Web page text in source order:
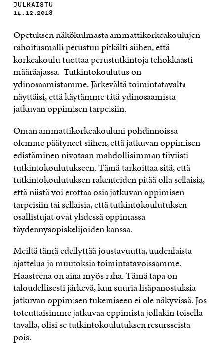
JULKAISTU
14.12.2018
Opetuksen näkökulmasta ammattikorkeakoulujen
rahoitusmalli perustuu pitkälti siihen, että
korkeakoulu tuottaa perustutkintoja tehokkaasti
määräajassa. Tutkintokoulutus on
ydinosaamistamme. Järkevältä toimintatavalta
näyttäisi, että käytämme tätä ydinosaamista
jatkuvan oppimisen tarpeisiin.
Oman ammattikorkeakouluni pohdinnoissa
olemme päätyneet siihen, että jatkuvan oppimisen
edistäminen nivotaan mahdollisimman tiiviisti
tutkintokoulutukseen. Tämä tarkoittaa sitä, että
tutkintokoulutuksen rakenteiden pitää olla sellaisia,
että niistä voi erottaa osia jatkuvan oppimisen
tarpeisiin tai sellaisia, että tutkintokoulutuksen
osallistujat ovat yhdessä oppimassa
täydennysopiskelijoiden kanssa.
Meiltä tämä edellyttää joustavuutta, uudenlaista
ajattelua ja muutoksia toimintatavoissamme.
Haasteena on aina myös raha. Tämä tapa on
taloudellisesti järkevä, kun suuria lisäpanostuksia
jatkuvan oppimisen tukemiseen ei ole näkyvissä. Jos
toteuttaisimme jatkuvaa oppimista jollakin toisella
tavalla, olisi se tutkintokoulutuksen resursseista
pois.